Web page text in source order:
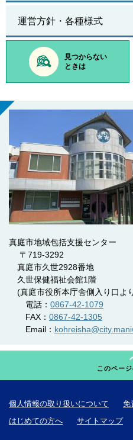
運営方針・各種様式
見つからない
ときは
真庭市地域包括支援センター
〒719-3292
真庭市久世2928番地
久世保健福祉会館1階
(真庭市役所本庁舎側入り口よ
電話： 0867-42-1079
FAX： 0867-42-1305
Email：
このペー
個人情報の取り扱いについて 免
はじめての方へ
サイトマップ